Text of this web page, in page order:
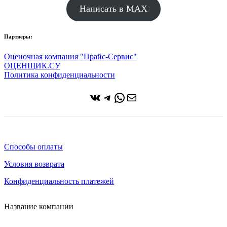
Написать в MAX
Партнеры:
Оценочная компания "Прайс-Сервис"
ОЦЕНЩИК.СУ
Политика конфиденциальности
ВКонтакте
Telegram
WhatsApp
Почта
Способы оплаты
Условия возврата
Конфиденциальность платежей
Название компании